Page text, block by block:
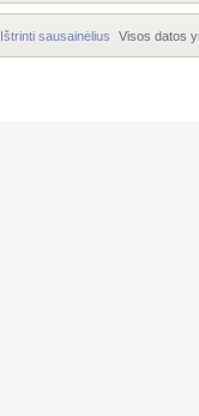
Visos datos
Ištrinti sausainėlius